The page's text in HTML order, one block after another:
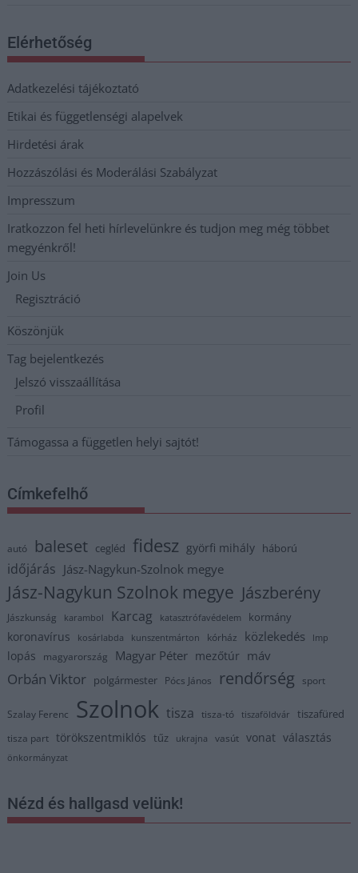
Elérhetőség
Adatkezelési tájékoztató
Etikai és függetlenségi alapelvek
Hirdetési árak
Hozzászólási és Moderálási Szabályzat
Impresszum
Iratkozzon fel heti hírlevelünkre és tudjon meg még többet
megyénkről!
Join Us
Regisztráció
Köszönjük
Tag bejelentkezés
Jelszó visszaállítása
Profil
Támogassa a független helyi sajtót!
Címkefelhő
autó baleset cegléd fidesz györfi mihály háború
időjárás Jász-Nagykun-Szolnok megye
Jász-Nagykun Szolnok megye Jászberény
Jászkunság karambol Karcag katasztrófavédelem kormány
koronavírus kosárlabda kunszentmárton kórház közlekedés lmp
lopás magyarország Magyar Péter mezőtúr máv
Orbán Viktor polgármester Pócs János rendőrség sport
Szalay Ferenc Szolnok tisza tisza-tó tiszaföldvár tiszafüred
tisza part törökszentmiklós tűz ukrajna vasút vonat választás
önkormányzat
Nézd és hallgasd velünk!